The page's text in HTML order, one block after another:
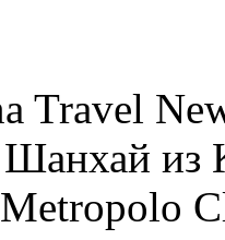
Travel
из